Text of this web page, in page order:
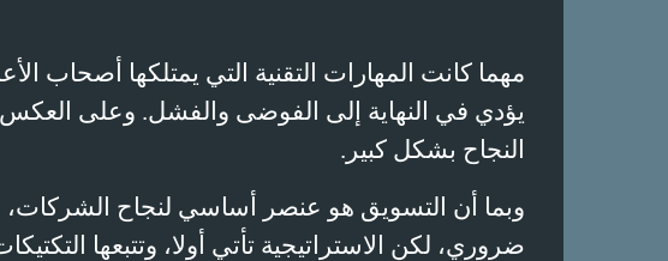
مهما كانت المهارات التقنية التي يمتلكها أصحاب
يؤدي في النهاية إلى الفوضى والفشل. وعلى
النجاح بشكل كبير.
وبما أن التسويق هو عنصر أساسي لنجاح الشركات،
ضروري، لكن الاستراتيجية تأتي أولا، وتتبعها